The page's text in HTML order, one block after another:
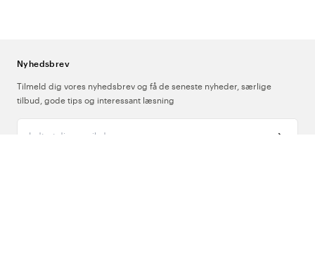
Nyhedsbrev
Tilmeld dig vores nyhedsbrev og få de seneste nyheder, særlige
tilbud, gode tips og interessant læsning